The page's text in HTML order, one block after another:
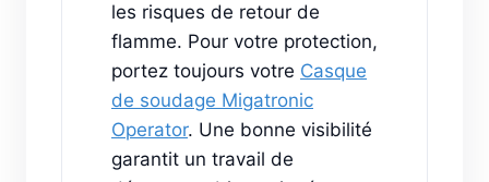
les risques de retour de
flamme. Pour votre protection,
portez toujours votre Casque
de soudage Migatronic
Operator. Une bonne visibilité
garantit un travail de